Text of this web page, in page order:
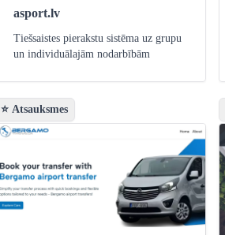
asport.lv
Tiešsaistes pierakstu sistēma uz grupu
un individuālajām nodarbībām
⭐ Atsauksmes